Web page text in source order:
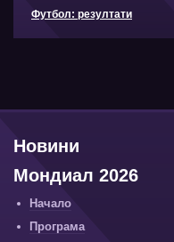
Футбол: резултати
Новини
Мондиал 2026
Начало
Програма